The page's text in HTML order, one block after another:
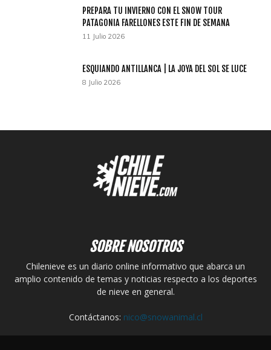
PREPARA TU INVIERNO CON EL SNOW TOUR
PATAGONIA FARELLONES ESTE FIN DE SEMANA
11 Julio 2026
ESQUIANDO ANTILLANCA | LA JOYA DEL SOL SE LUCE
8 Julio 2026
SOBRE NOSOTROS
Chilenieve es un diario online informativo que abarca un
amplio contenido de temas y noticias respecto a los deportes
de nieve en general.
Contáctanos: nico@snowanimal.cl